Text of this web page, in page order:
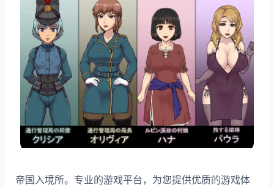
帝国入境所。专业的游戏平台，为您提供优质的游戏体